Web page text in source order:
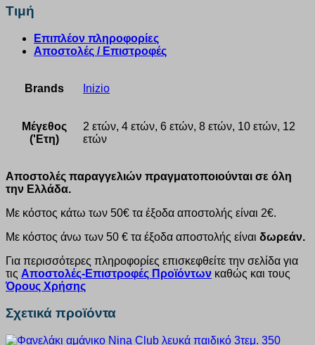
Τιμή
Επιπλέον πληροφορίες
Αποστολές / Επιστροφές
Brands Inizio
Μέγεθος
('Ετη)
2 ετών, 4 ετών, 6 ετών, 8 ετών, 10 ετών, 12
ετών
Αποστολές παραγγελιών πραγματοποιούνται σε όλη
την Ελλάδα.
Με κόστος κάτω των 50€ τα έξοδα αποστολής είναι 2€.
Με κόστος άνω των 50 € τα έξοδα αποστολής είναι δωρεάν.
Για περισσότερες πληροφορίες επισκεφθείτε την σελίδα για
τις Αποστολές-Επιστροφές Προϊόντων καθώς και τους
Όρους Χρήσης
Σχετικά προϊόντα